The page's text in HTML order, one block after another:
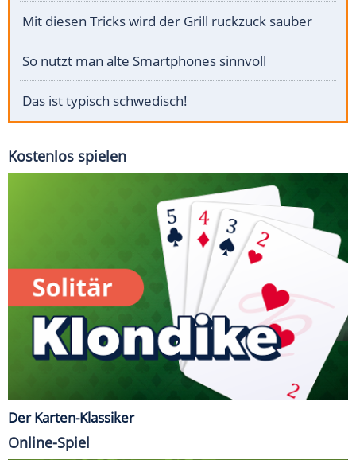
Mit diesen Tricks wird der Grill ruckzuck sauber
So nutzt man alte Smartphones sinnvoll
Das ist typisch schwedisch!
Kostenlos spielen
Der Karten-Klassiker
Online-Spiel